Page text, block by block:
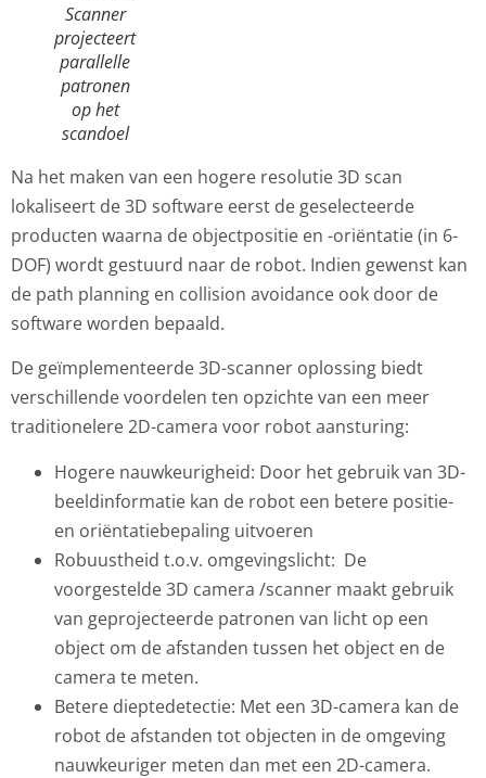
Scanner
projecteert
parallelle
patronen
op het
scandoel
Na het maken van een hogere resolutie 3D scan
lokaliseert de 3D software eerst de geselecteerde
producten waarna de objectpositie en -oriëntatie (in 6-
DOF) wordt gestuurd naar de robot. Indien gewenst kan
de path planning en collision avoidance ook door de
software worden bepaald.
De geïmplementeerde 3D-scanner oplossing biedt
verschillende voordelen ten opzichte van een meer
traditionelere 2D-camera voor robot aansturing:
Hogere nauwkeurigheid: Door het gebruik van 3D-
beeldinformatie kan de robot een betere positie-
en oriëntatiebepaling uitvoeren
Robuustheid t.o.v. omgevingslicht: De
voorgestelde 3D camera /scanner maakt gebruik
van geprojecteerde patronen van licht op een
object om de afstanden tussen het object en de
camera te meten.
Betere dieptedetectie: Met een 3D-camera kan de
robot de afstanden tot objecten in de omgeving
nauwkeuriger meten dan met een 2D-camera.